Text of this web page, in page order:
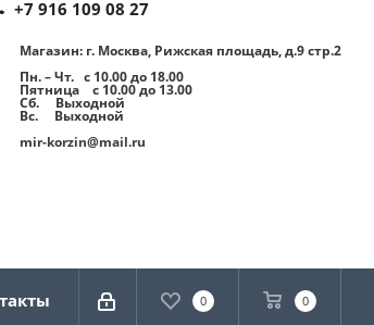
+7 916 109 08 27
Магазин: г. Москва, Рижская площадь, д.9 стр.2
Пн. – Чт. с 10.00 до 18.00
Пятница с 10.00 до 13.00
Сб. Выходной
Вс. Выходной
mir-korzin@mail.ru
0 0